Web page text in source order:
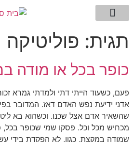
תגית: פוליטיקה
כופר בכל או מודה
פעם, כשעוד הייתי דתי ולמדתי גמרא
אדני ידיעת נפש האדם דאז. המדובר
שהשאיר אדם אצל שכנו. וכשהוא בא
מכחיש מכל וכל. פסקו שמי שכופר
שמודה במקצת, כגון, לא הפקדת בידי